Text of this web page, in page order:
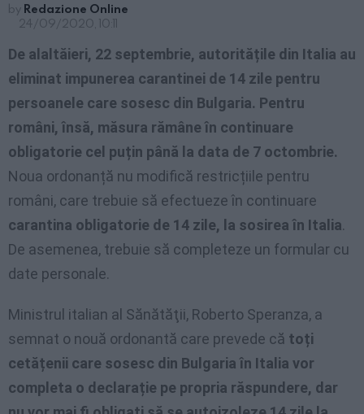
by Redazione Online
24/09/2020, 10:11
De alaltăieri, 22 septembrie, autoritățile din Italia au
eliminat impunerea carantinei de 14 zile pentru
persoanele care sosesc din Bulgaria. Pentru
români, însă, măsura rămâne în continuare
obligatorie cel puțin până la data de 7 octombrie.
Noua ordonanță nu modifică restricțiile pentru
români, care trebuie să efectueze în continuare
carantina obligatorie de 14 zile, la sosirea în Italia.
De asemenea, trebuie să completeze un formular cu
date personale.
Ministrul italian al Sănătăţii, Roberto Speranza, a
semnat o nouă ordonantă care prevede că toți
cetățenii care sosesc din Bulgaria în Italia vor
completa o declarație pe propria răspundere, dar